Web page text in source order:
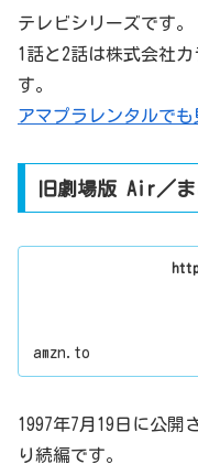
テレビシリーズです。
1話と2話は株式会社
す。
アマプラレンタルでも
旧劇場版 Air／
amzn.to
1997年7月19日に公開
り続編です。